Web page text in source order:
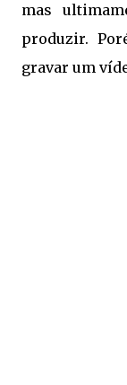
mas
produzir.
gravar um